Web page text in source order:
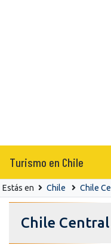
Turismo en Chile
Estás en Chile Chile
Chile Central